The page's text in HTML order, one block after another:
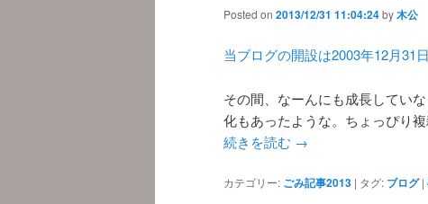
Posted on 2013/12/31 11:04:24by木公
当ブログの開設は2003年12月31
その間、なーんにも成長してい
化もあったような。ちょっぴり
続きを読む →
カテゴリー: ごみ記事2013 | タグ: ブログ |